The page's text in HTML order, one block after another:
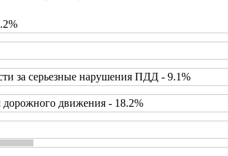
за серьезные нарушения ПДД - 9.1%
дорожного движения - 18.2%